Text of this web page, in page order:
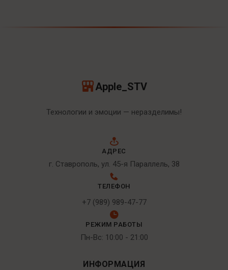
Apple_STV
Технологии и эмоции — неразделимы!
АДРЕС
г. Ставрополь, ул. 45-я Параллель, 38
ТЕЛЕФОН
+7 (989) 989-47-77
РЕЖИМ РАБОТЫ
Пн-Вс: 10:00 - 21:00
ИНФОРМАЦИЯ